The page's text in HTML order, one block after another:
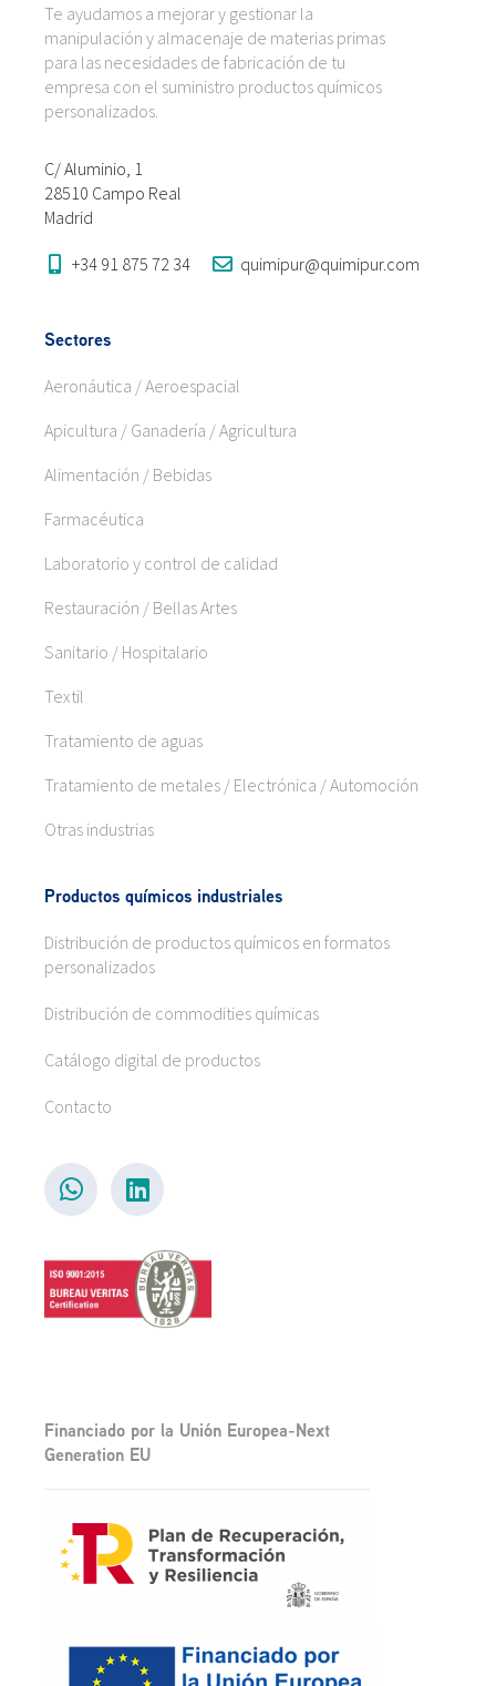
Te ayudamos a mejorar y gestionar la
manipulación y almacenaje de materias primas
para las necesidades de fabricación de tu
empresa con el suministro productos químicos
personalizados.
C/ Aluminio, 1
28510 Campo Real
Madrid
+34 91 875 72 34 quimipur@quimipur.com
Sectores
Aeronáutica / Aeroespacial
Apicultura / Ganadería / Agricultura
Alimentación / Bebidas
Farmacéutica
Laboratorio y control de calidad
Restauración / Bellas Artes
Sanitario / Hospitalario
Textil
Tratamiento de aguas
Tratamiento de metales / Electrónica / Automoción
Otras industrias
Productos químicos industriales
Distribución de productos químicos en formatos
personalizados
Distribución de commodities químicas
Catálogo digital de productos
Contacto
Financiado por la Unión Europea-Next
Generation EU